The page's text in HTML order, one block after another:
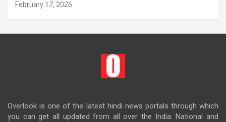
February 17, 2026
Overlook is one of the latest hindi news portals through which
you can get all updated from all over the India. National and